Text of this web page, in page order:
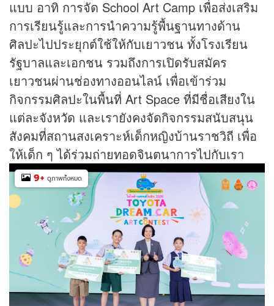
แบบ อาทิ การจัด School Art Camp เพื่อส่งเสริม
การเรียนรู้และการนำความรู้พื้นฐานทางด้าน
ศิลปะไปประยุกต์ใช้ให้กับเยาวชน ทั้งโรงเรียน
รัฐบาลและเอกชน รวมถึงการเปิดรับสมัคร
เยาวชนผ่านช่องทางออนไลน์ เพื่อเข้าร่วม
กิจกรรมศิลปะในพื้นที่ Art Space ที่มีชื่อเสียงใน
แต่ละจังหวัด และเรายังคงจัดกิจกรรมสนับสนุน
สังคมที่สถานสงเคราะห์เด็กหญิงบ้านราชวิถี เพื่อ
ให้เด็ก ๆ ได้ร่วมถ่ายทอดจินตนาการไปกับเรา
9+ ดูภาพทั้งหมด